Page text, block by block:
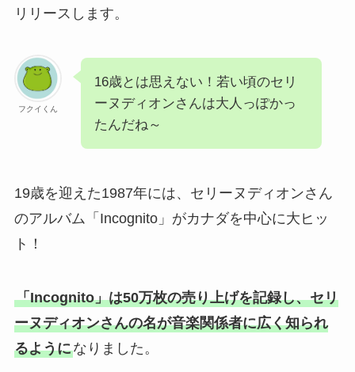
リリースします。
フクイくん
16歳とは思えない！若い頃のセリ
ーヌディオンさんは大人っぽかっ
たんだね～
19歳を迎えた1987年には、セリーヌディオンさん
のアルバム「Incognito」がカナダを中心に大ヒッ
ト！
「Incognito」は50万枚の売り上げを記録し、セリ
ーヌディオンさんの名が音楽関係者に広く知られ
るようになりました。